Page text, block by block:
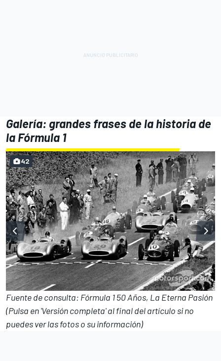
Galería: grandes frases de la historia de
la Fórmula 1
42
Fuente de consulta: Fórmula 1 50 Años, La Eterna Pasión
(Pulsa en 'Versión completa' al final del artículo si no
puedes ver las fotos o su información)